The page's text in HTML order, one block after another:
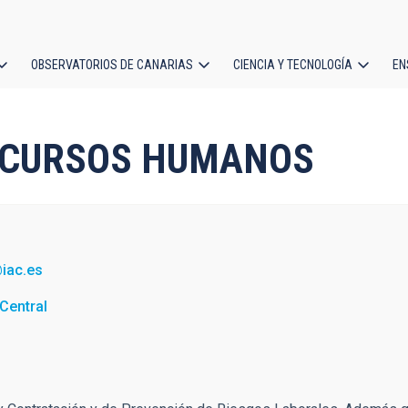
OBSERVATORIOS DE CANARIAS CIENCIA Y TECNOLOGÍA
HUMANOS